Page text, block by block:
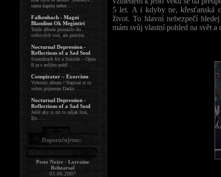
5 let. A i kdyby ne, křesťanská
život. To hlavní nebezpečí
mám svůj vlastní pohled na svět
sama kapela neber ..
Falkenbach - Magni
Blandinn Ok Megintiri
Tohle album prorazilo do
světových vod, ale pravým ..
Nocturnal Depression -
Reflections of a Sad Soul
Soundtrack for a Suicide – Opus
II je s môjho pohľ ..
Conspirator – Exorcism
Vyborny album ! Napisal si to
velmi prijemne Darku ..
Nocturnal Depression -
Reflections of a Sad Soul
Ještě aby si mi to nějak bral,
žjo... ..
Doporučujeme:
Peste Noire - Lorraine
Rehearsal
03.06.2007